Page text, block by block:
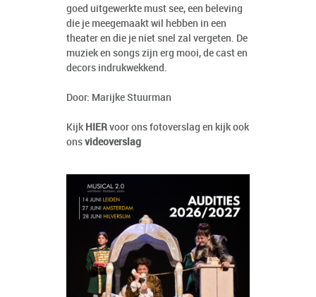
goed uitgewerkte must see, een beleving
die je meegemaakt wil hebben in een
theater en die je niet snel zal vergeten. De
muziek en songs zijn erg mooi, de cast en
decors indrukwekkend.
Door: Marijke Stuurman
Kijk HIER voor ons fotoverslag en kijk ook
ons videoverslag